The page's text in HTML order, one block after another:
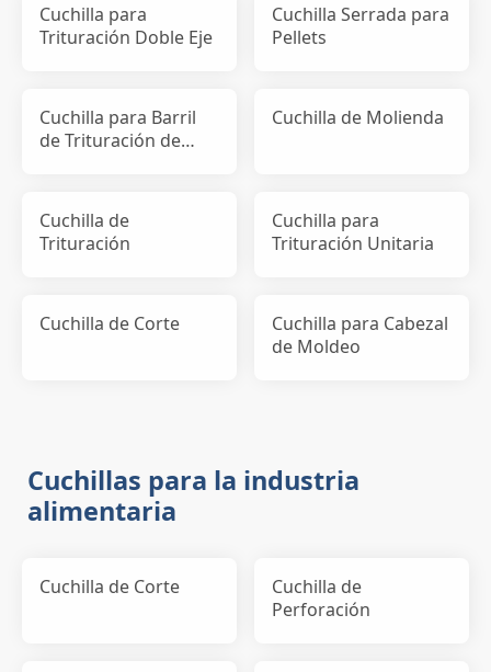
Cuchilla para
Trituración Doble Eje
Cuchilla Serrada para
Pellets
Cuchilla para Barril
de Trituración de
Cuchilla de Molienda
Cuchilla de
Trituración
Cuchilla para
Trituración Unitaria
Cuchilla de Corte
Cuchilla para Cabezal
de Moldeo
Cuchillas para la industria
alimentaria
Cuchilla de Corte
Cuchilla de
Perforación